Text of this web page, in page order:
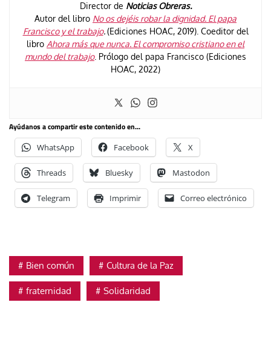
Director de Noticias Obreras.
Autor del libro No os dejéis robar la dignidad. El papa
Francisco y el trabajo.(Ediciones HOAC, 2019). Coeditor del
libro Ahora más que nunca. El compromiso cristiano en el
mundo del trabajo. Prólogo del papa Francisco (Ediciones
HOAC, 2022)
Ayúdanos a compartir este contenido en...
WhatsApp Facebook X
Threads Bluesky Mastodon
Telegram Imprimir Correo electrónico
Bien común Cultura de la Paz
fraternidad Solidaridad